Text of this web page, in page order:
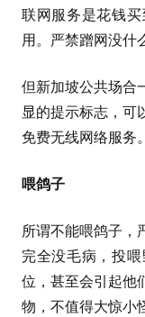
联网服务是花钱
用。严禁蹭网没什
但新加坡公共场合
显的提示标志，可
免费无线网络服务。
喂鸽子
所谓不能喂鸽子，
完全没毛病，投
位，甚至会引起他
物，不值得大惊小